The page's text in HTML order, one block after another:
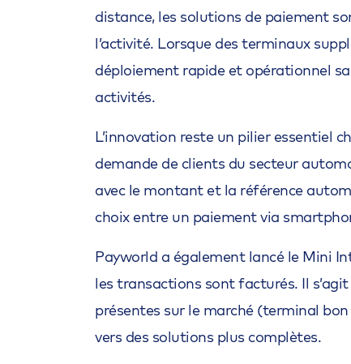
distance, les solutions de paiement
l’activité. Lorsque des terminaux
déploiement rapide et opérationnel
activités.
L’innovation reste un pilier essentiel
demande de clients du secteur
avec le montant et la référence
choix entre un paiement via
Payworld a également lancé le Mini
les transactions sont facturés. Il
présentes sur le marché (terminal
vers des solutions plus complètes.